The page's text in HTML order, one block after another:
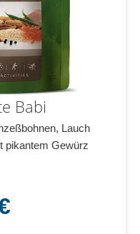
Babi
Lauch
pikantem Gewürz